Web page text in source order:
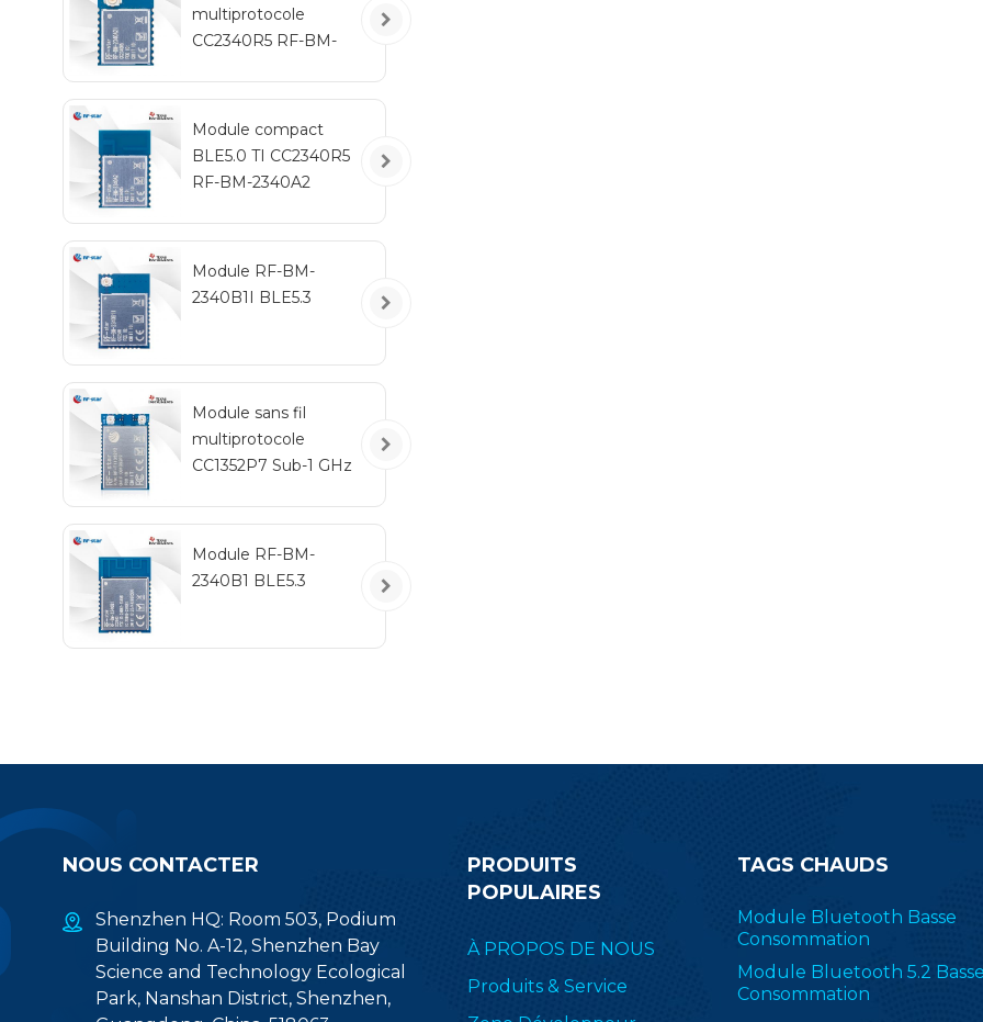
multiprotocole
CC2340R5 RF-BM-
Module compact
BLE5.0 TI CC2340R5
RF-BM-2340A2
Module RF-BM-
2340B1I BLE5.3
Module sans fil
multiprotocole
CC1352P7 Sub-1 GHz
Module RF-BM-
2340B1 BLE5.3
NOUS CONTACTER
Shenzhen HQ: Room 503, Podium
Building No. A-12, Shenzhen Bay
Science and Technology Ecological
Park, Nanshan District, Shenzhen,
PRODUITS
POPULAIRES
À PROPOS DE NOUS
Produits & Service
TAGS CHAUDS
Module Bluetooth Basse
Consommation
Module Bluetooth 5.2
Consommation